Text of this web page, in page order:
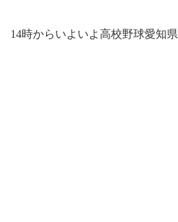
14時からいよいよ高校野球愛知